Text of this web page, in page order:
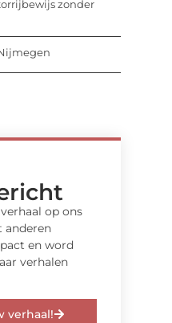
zonder
op ons
anderen
en word
verhalen
verhaal!